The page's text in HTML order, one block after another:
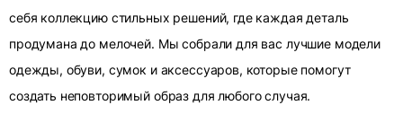
себя коллекцию стильных решений, где каждая деталь
продумана до мелочей. Мы собрали для вас лучшие модели
одежды, обуви, сумок и аксессуаров, которые помогут
создать неповторимый образ для любого случая.